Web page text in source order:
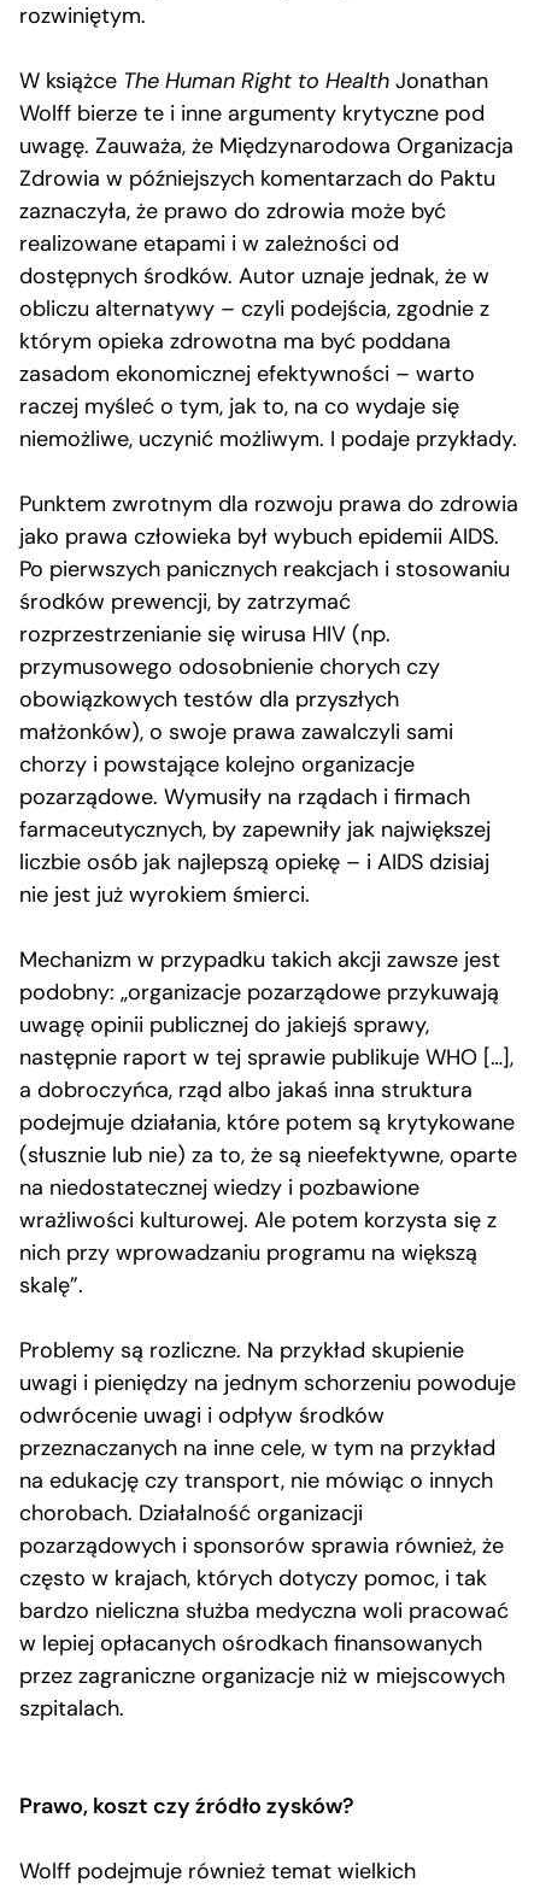
rozwiniętym.
W książce The Human Right to Health Jonathan
Wolff bierze te i inne argumenty krytyczne pod
uwagę. Zauważa, że Międzynarodowa Organizacja
Zdrowia w późniejszych komentarzach do Paktu
zaznaczyła, że prawo do zdrowia może być
realizowane etapami i w zależności od
dostępnych środków. Autor uznaje jednak, że w
obliczu alternatywy – czyli podejścia, zgodnie z
którym opieka zdrowotna ma być poddana
zasadom ekonomicznej efektywności – warto
raczej myśleć o tym, jak to, na co wydaje się
niemożliwe, uczynić możliwym. I podaje przykłady.
Punktem zwrotnym dla rozwoju prawa do zdrowia
jako prawa człowieka był wybuch epidemii AIDS.
Po pierwszych panicznych reakcjach i stosowaniu
środków prewencji, by zatrzymać
rozprzestrzenianie się wirusa HIV (np.
przymusowego odosobnienie chorych czy
obowiązkowych testów dla przyszłych
małżonków), o swoje prawa zawalczyli sami
chorzy i powstające kolejno organizacje
pozarządowe. Wymusiły na rządach i firmach
farmaceutycznych, by zapewniły jak największej
liczbie osób jak najlepszą opiekę – i AIDS dzisiaj
nie jest już wyrokiem śmierci.
Mechanizm w przypadku takich akcji zawsze jest
podobny: „organizacje pozarządowe przykuwają
uwagę opinii publicznej do jakiejś sprawy,
następnie raport w tej sprawie publikuje WHO […],
a dobroczyńca, rząd albo jakaś inna struktura
podejmuje działania, które potem są krytykowane
(słusznie lub nie) za to, że są nieefektywne, oparte
na niedostatecznej wiedzy i pozbawione
wrażliwości kulturowej. Ale potem korzysta się z
nich przy wprowadzaniu programu na większą
skalę”.
Problemy są rozliczne. Na przykład skupienie
uwagi i pieniędzy na jednym schorzeniu powoduje
odwrócenie uwagi i odpływ środków
przeznaczanych na inne cele, w tym na przykład
na edukację czy transport, nie mówiąc o innych
chorobach. Działalność organizacji
pozarządowych i sponsorów sprawia również, że
często w krajach, których dotyczy pomoc, i tak
bardzo nieliczna służba medyczna woli pracować
w lepiej opłacanych ośrodkach finansowanych
przez zagraniczne organizacje niż w miejscowych
szpitalach.
Prawo, koszt czy źródło zysków?
Wolff podejmuje również temat wielkich